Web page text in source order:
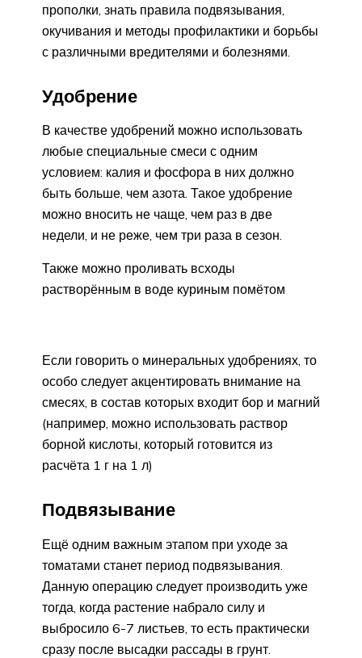
прополки, знать правила подвязывания,
окучивания и методы профилактики и борьбы
с различными вредителями и болезнями.
Удобрение
В качестве удобрений можно использовать
любые специальные смеси с одним
условием: калия и фосфора в них должно
быть больше, чем азота. Такое удобрение
можно вносить не чаще, чем раз в две
недели, и не реже, чем три раза в сезон.
Также можно проливать всходы
растворённым в воде куриным помётом
Если говорить о минеральных удобрениях, то
особо следует акцентировать внимание на
смесях, в состав которых входит бор и магний
(например, можно использовать раствор
борной кислоты, который готовится из
расчёта 1 г на 1 л)
Подвязывание
Ещё одним важным этапом при уходе за
томатами станет период подвязывания.
Данную операцию следует производить уже
тогда, когда растение набрало силу и
выбросило 6-7 листьев, то есть практически
сразу после высадки рассады в грунт.